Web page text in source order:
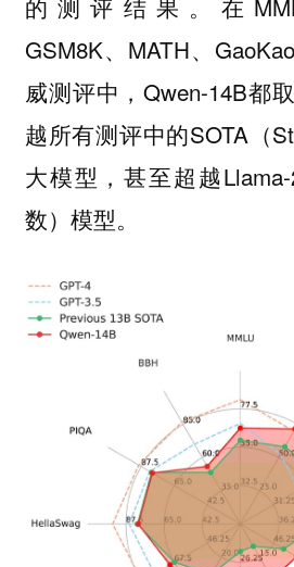
GSM8K、MATH、
威测评中，Qwen-14B都
越所有测评中的SOTA（
大模型，甚至超越
数）模型。